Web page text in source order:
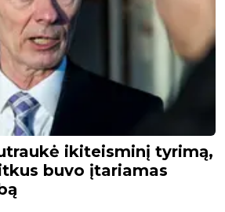
ikiteisminį tyrimą,
buvo įtariamas